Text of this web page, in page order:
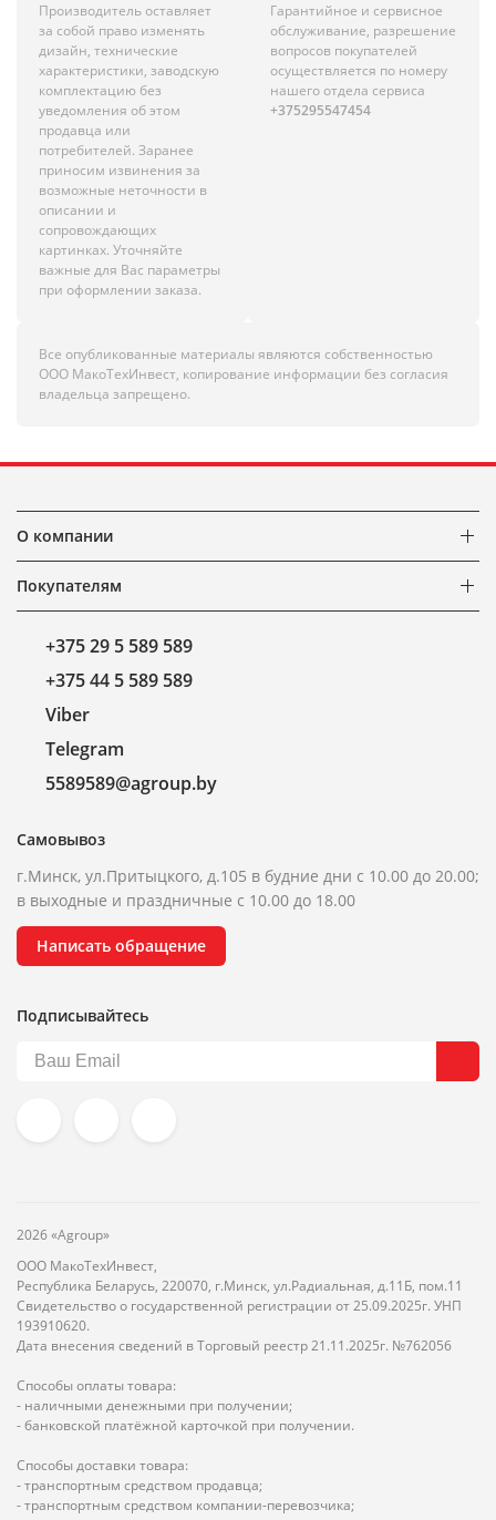
Производитель оставляет
за собой право изменять
дизайн, технические
характеристики, заводскую
комплектацию без
уведомления об этом
продавца или
потребителей. Заранее
приносим извинения за
возможные неточности в
описании и
сопровождающих
картинках. Уточняйте
важные для Вас параметры
при оформлении заказа.
Гарантийное и сервисное
обслуживание, разрешение
вопросов покупателей
осуществляется по номеру
нашего отдела сервиса
+375295547454
Все опубликованные материалы являются собственностью
ООО МакоТехИнвест, копирование информации без согласия
владельца запрещено.
О компании
Покупателям
+375 29 5 589 589
+375 44 5 589 589
Viber
Telegram
5589589@agroup.by
Самовывоз
г.Минск, ул.Притыцкого, д.105 в будние дни с 10.00 до 20.00;
в выходные и праздничные с 10.00 до 18.00
Написать обращение
Подписывайтесь
2026 «Agroup»
ООО МакоТехИнвест,
Республика Беларусь, 220070, г.Минск, ул.Радиальная, д.11Б, пом.11
Свидетельство о государственной регистрации от 25.09.2025г. УНП
193910620.
Дата внесения сведений в Торговый реестр 21.11.2025г. №762056
Способы оплаты товара:
- наличными денежными при получении;
- банковской платёжной карточкой при получении.
Способы доставки товара:
- транспортным средством продавца;
- транспортным средством компании-перевозчика;